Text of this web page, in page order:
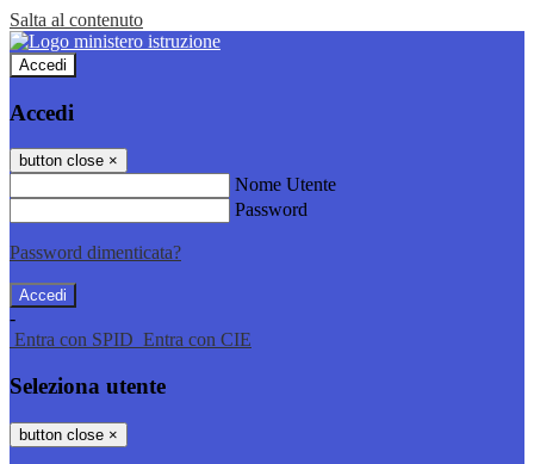
Salta al contenuto
Accedi
Accedi
button close ×
Nome Utente
Password
Password dimenticata?
-
Entra con SPID Entra con CIE
Seleziona utente
button close ×